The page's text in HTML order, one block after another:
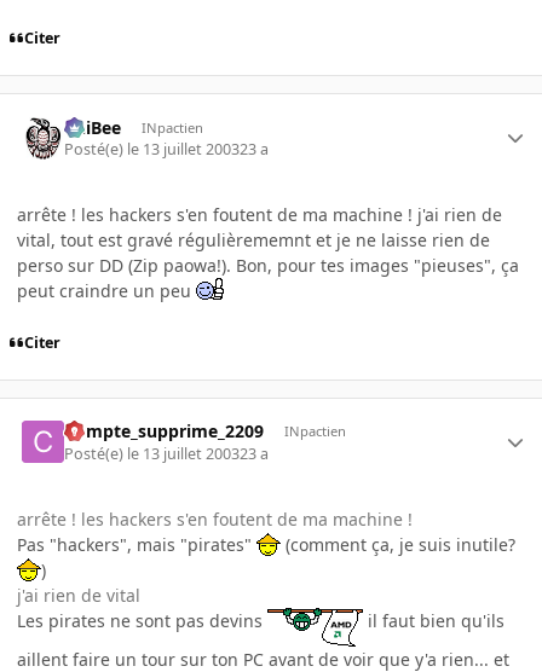
Citer
PhiBee INpactien
Posté(e) le 13 juillet 200323 a
arrête ! les hackers s'en foutent de ma machine ! j'ai rien de
vital, tout est gravé régulièrememnt et je ne laisse rien de
perso sur DD (Zip paowa!). Bon, pour tes images "pieuses", ça
peut craindre un peu
Citer
Compte_supprime_2209 INpactien
Posté(e) le 13 juillet 200323 a
arrête ! les hackers s'en foutent de ma machine !
Pas "hackers", mais "pirates"
(comment ça, je suis inutile?
)
j'ai rien de vital
Les pirates ne sont pas devins
il faut bien qu'ils
aillent faire un tour sur ton PC avant de voir que y'a rien... et